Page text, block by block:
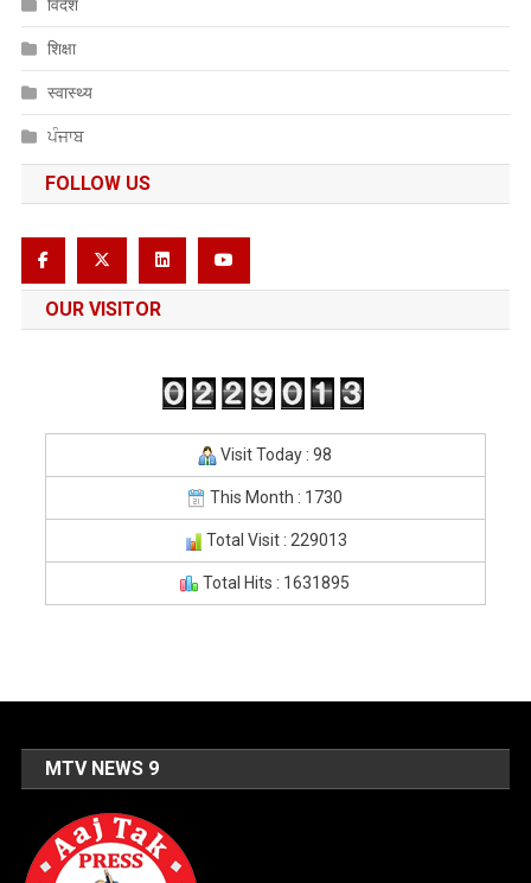
विदेश
शिक्षा
स्वास्थ्य
ਪੰਜਾਬ
FOLLOW US
OUR VISITOR
Visit Today : 98
This Month : 1730
Total Visit : 229013
Total Hits : 1631895
MTV NEWS 9